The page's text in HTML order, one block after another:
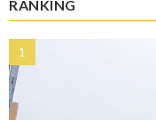
RANKING